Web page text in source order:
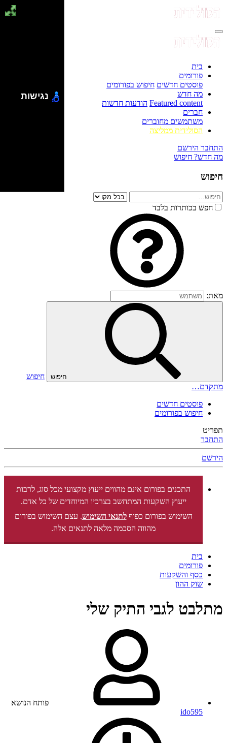
בית
פורומים
פוסטים חדשים חיפוש בפורומים
מה חדש
Featured content הודעות חדשות
חברים
משתמשים מחוברים
הסולידית ממליצה
התחבר הירשם
מה חדש? חיפוש
חיפוש
חפש בכותרות בלבד
מאת:
חיפוש
חיפוש
מתקדם…
פוסטים חדשים
חיפוש בפורומים
תפריט
התחבר
הירשם
התכנים בפורום אינם מהווים ייעוץ מקצועי מכל סוג, לרבות
ייעוץ השקעות המתחשב בצרכיו המיוחדים של כל אדם.
השימוש בפורום כפוףלתנאי השימוש. עצם השימוש בפורום
מהווה הסכמה מלאה לתנאים אלה.
בית
פורומים
כסף והשקעות
שוק ההון
מתלבט לגבי התיק שלי
פותח הנושא
ido595
נגישות